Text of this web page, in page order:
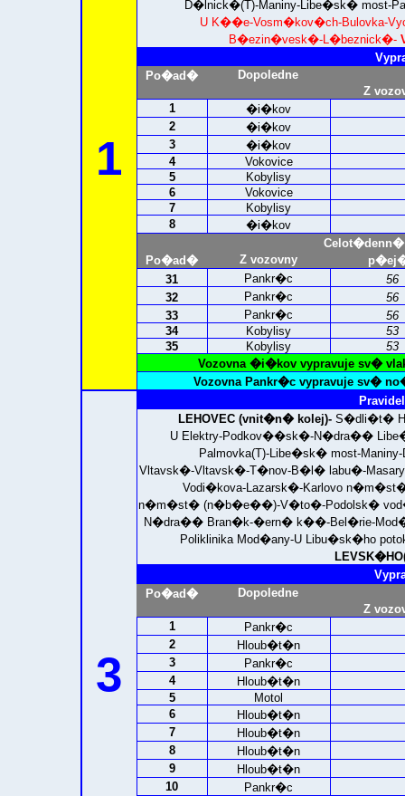
1
D�lnick�(T)-Maniny-Libe�sk� most-
U K��e-Vosm�kov�ch-Bulovka-
B�ezin�vesk�-L�beznick�-
Po�ad�
Dopoledne
Z
1
�i�kov
2
�i�kov
3
�i�kov
4
Vokovice
5
Kobylisy
6
Vokovice
7
Kobylisy
8
�i�kov
Po�ad�
Z vozovny
31
Pankr�c
56
32
Pankr�c
56
33
Pankr�c
56
34
Kobylisy
53
35
Kobylisy
53
Vozovna �i�kov vypravuje sv�
Vozovna Pankr�c vypravuje sv�
3
LEHOVEC (vnit�n� kolej)- S�dli�t�
U Elektry-Podkov��sk�-N�dra��
Palmovka(T)-Libe�sk� most-
Vltavsk�-Vltavsk�-T�nov-B�l� labu�-
Vodi�kova-Lazarsk�-Karlovo
n�m�st� (n�b�e��)-V�to�-Podolsk�
N�dra�� Bran�k-�ern� k��-Bel�rie-
Poliklinika Mod�any-U Libu�sk�ho
Po�ad�
Dopoledne
Z
1
Pankr�c
2
Hloub�t�n
3
Pankr�c
4
Hloub�t�n
5
Motol
6
Hloub�t�n
7
Hloub�t�n
8
Hloub�t�n
9
Hloub�t�n
10
Pankr�c